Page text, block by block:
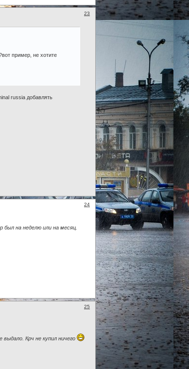
23
пример, не хотите
russia добавлять
24
был на неделю или на месяц.
25
Крч не купил ничего